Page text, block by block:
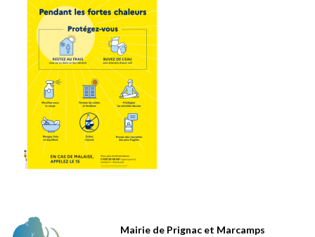
Mairie de Prignac et Marcamps